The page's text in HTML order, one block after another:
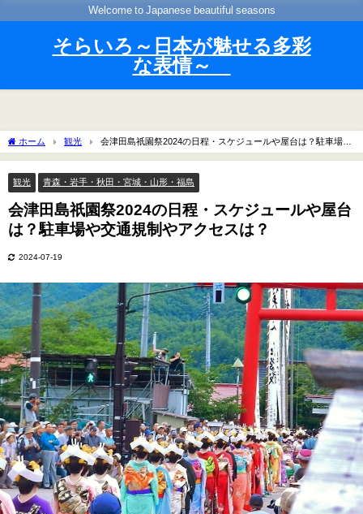
Welcome to Japanese beautiful seasons
そらいろ～日本が魅せる多彩
な表情～
ホーム 観光
会津田島祇園祭2024の日程・スケジュールや屋台は？駐車場や
交通規制やアクセスは？
観光 青森・岩手・秋田・宮城・山形・福島
会津田島祇園祭2024の日程・スケジュールや屋台
は？駐車場や交通規制やアクセスは？
2024-07-19